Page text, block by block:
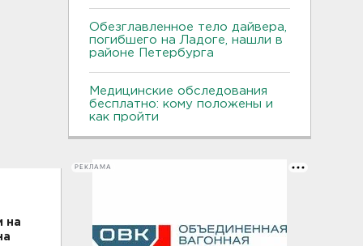
на
Обезглавленное тело дайвера,
погибшего на Ладоге, нашли в
районе Петербурга
Медицинские обследования
бесплатно: кому положены и
как пройти
РЕКЛАМА